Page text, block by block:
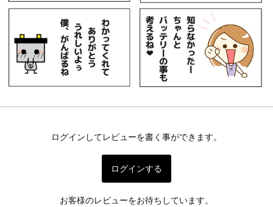
ログインしてレビューを書く事ができます。
ログインする
お客様のレビューをお待ちしています。